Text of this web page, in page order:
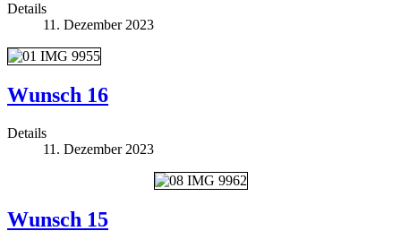
Details
11. Dezember 2023
Wunsch 16
Details
11. Dezember 2023
Wunsch 15